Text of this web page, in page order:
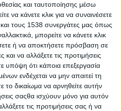
και ταυτοποίησης μέσω
κάνετε κλικ για να συναινέσετε
τους 1538 συνεργάτες μας όπως
μπορείτε να κάνετε κλικ
ή να αποκτήσετε πρόσβαση σε
να αλλάξετε τις προτιμήσεις
υπόψη ότι κάποια επεξεργασία
ενδέχεται να μην απαιτεί τη
το δικαίωμα να αρνηθείτε αυτήν
σαςθα ισχύουν μόνο για αυτόν
τις προτιμήσεις σας ή να
να αδυνατούν να
απόλυτηακρίβειατην τιμή
,ωστόσο στην
την γενικότερη σημασία
γνωστός και σε μένα
καταγραφή της
εφήβων να δομήσουν την
να απαλλαγούν από το